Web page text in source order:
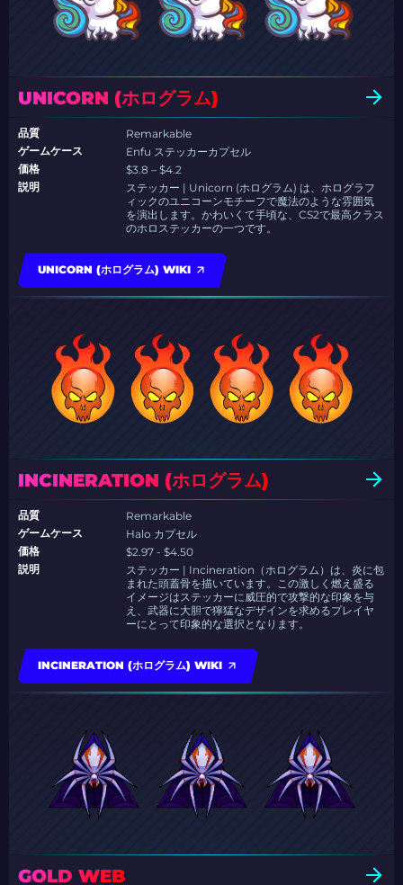
UNICORN (ホログラム)
品質
Remarkable
ゲームケース
Enfu ステッカーカプセル
価格
$3.8 – $4.2
説明
ステッカー | Unicorn (ホログラム) は、ホログラフ
ィックのユニコーンモチーフで魔法のような雰囲気
を演出します。かわいくて手頃な、CS2で最高クラス
のホロステッカーの一つです。
UNICORN (ホログラム) WIKI
INCINERATION (ホログラム)
品質
Remarkable
ゲームケース
Halo カプセル
価格
$2.97 - $4.50
説明
ステッカー | Incineration（ホログラム）は、炎に包
まれた頭蓋骨を描いています。この激しく燃え盛る
イメージはステッカーに威圧的で攻撃的な印象を与
え、武器に大胆で獰猛なデザインを求めるプレイヤ
ーにとって印象的な選択となります。
INCINERATION (ホログラム) WIKI
GOLD WEB